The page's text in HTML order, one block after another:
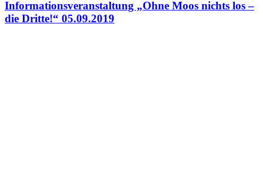
Informationsveranstaltung „Ohne Moos nichts los –
die Dritte!“ 05.09.2019